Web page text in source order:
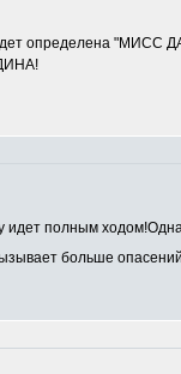
определена "МИСС
идет полным
больше